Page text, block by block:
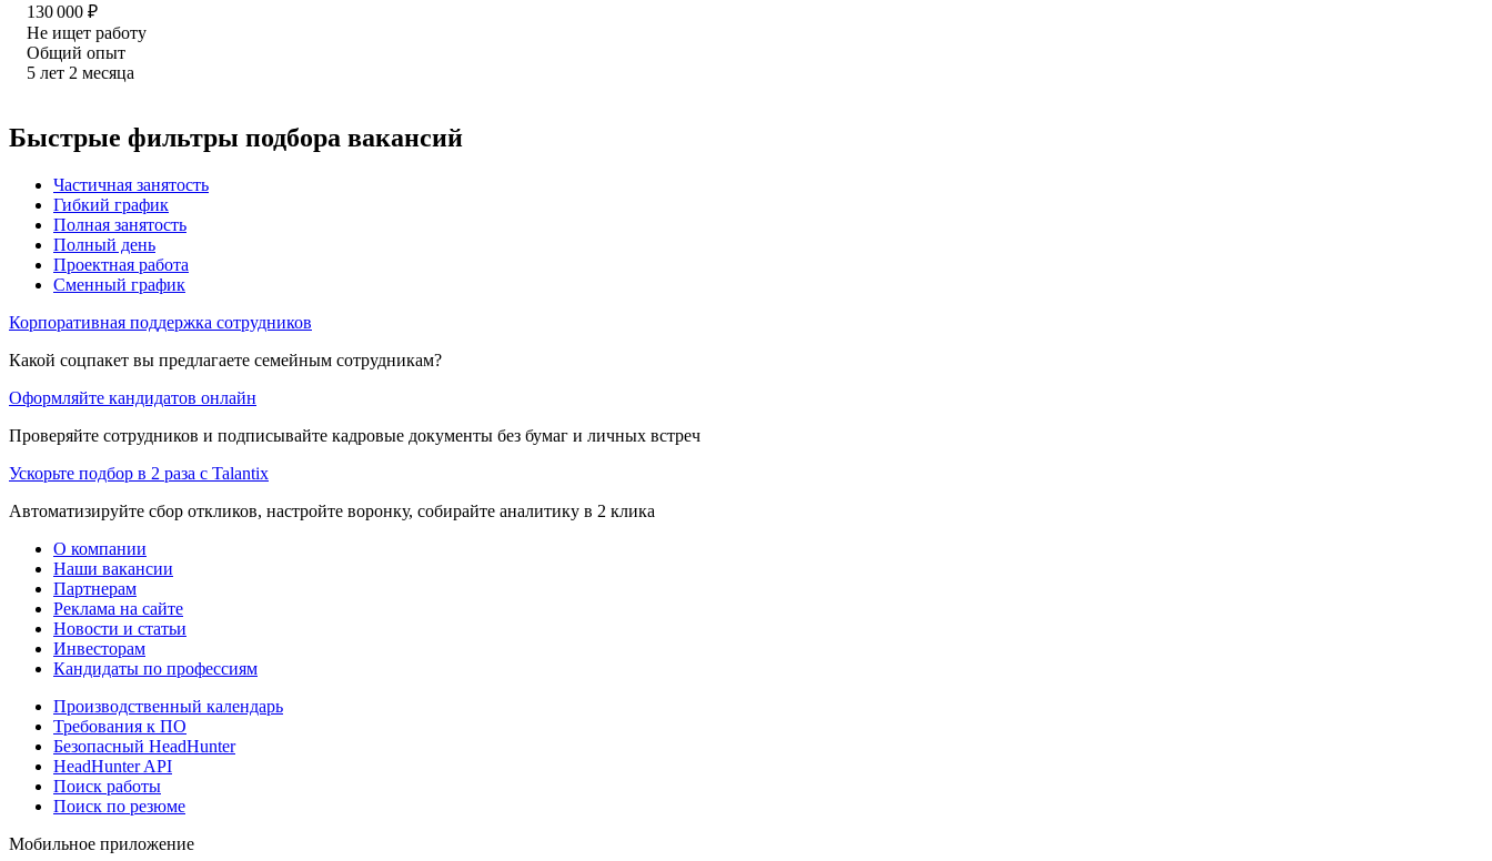
130 000 ₽
Не ищет работу
Общий опыт
5 лет 2 месяца
Быстрые фильтры подбора вакансий
Частичная занятость
Гибкий график
Полная занятость
Полный день
Проектная работа
Сменный график
Корпоративная поддержка сотрудников
Какой соцпакет вы предлагаете семейным сотрудникам?
Оформляйте кандидатов онлайн
Проверяйте сотрудников и подписывайте кадровые документы без бумаг и личных встреч
Ускорьте подбор в 2 раза с Talantix
Автоматизируйте сбор откликов, настройте воронку, собирайте аналитику в 2 клика
О компании
Наши вакансии
Партнерам
Реклама на сайте
Новости и статьи
Инвесторам
Кандидаты по профессиям
Производственный календарь
Требования к ПО
Безопасный HeadHunter
HeadHunter API
Поиск работы
Поиск по резюме
Мобильное приложение